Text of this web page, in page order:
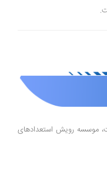
موسسه رویش استعدادهای